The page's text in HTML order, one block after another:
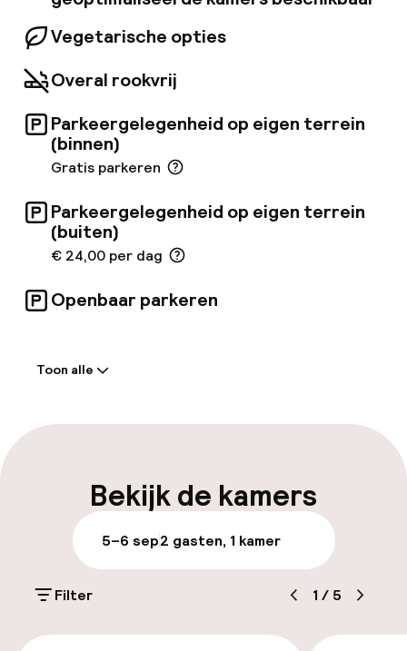
Vegetarische opties
Overal rookvrij
Parkeergelegenheid op eigen terrein
(binnen)
Gratis parkeren
Parkeergelegenheid op eigen terrein
(buiten)
€ 24,00 per dag
Openbaar parkeren
Express check-in mogelijk
Laat uitchecken mogelijk
Meertalige medewerkers
Bagageruimte
Toon alle
Bekijk de kamers
5–6 sep2 gasten, 1 kamer
Filter 1 / 5